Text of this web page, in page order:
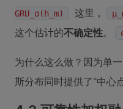
GRU_σ(h_m) 这里，
这个估计的不确定性。
为什么这么做？因为单
斯分布同时提供了“中心